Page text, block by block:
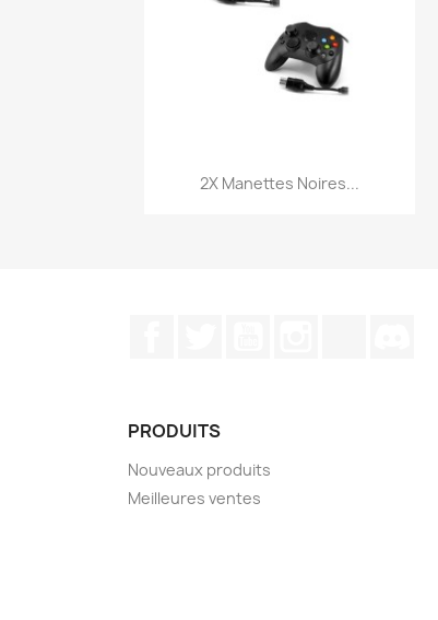
Aperçu rapide
2X Manettes Noires...
PRODUITS
Nouveaux produits
Meilleures ventes